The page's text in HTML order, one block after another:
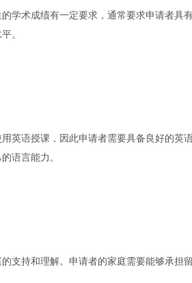
学术成绩有一定要求，通常要求申请者
。
英语授课，因此申请者需要具备良好的
语言能力。
支持和理解。申请者的家庭需要能够承